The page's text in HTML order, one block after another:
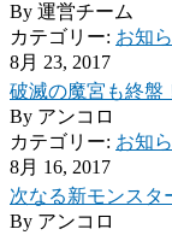
By 運営チーム
カテゴリー: お知
8月 23, 2017
破滅の魔宮も終盤
By アンコロ
カテゴリー: お知
8月 16, 2017
次なる新モンスタ
By アンコロ